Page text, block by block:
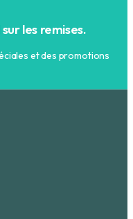
les remises.
et des promotions